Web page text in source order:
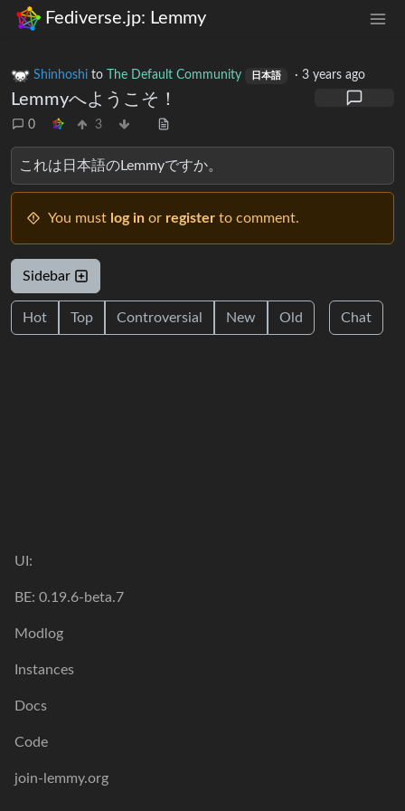
Fediverse.jp: Lemmy
Shinhoshi to The Default Community 日本語 · 3 years ago
Lemmyへようこそ！
0 3
これは日本語のLemmyですか。
You must log in or register to comment.
Sidebar
Hot Top Controversial New Old Chat
UI:
BE: 0.19.6-beta.7
Modlog
Instances
Docs
Code
join-lemmy.org